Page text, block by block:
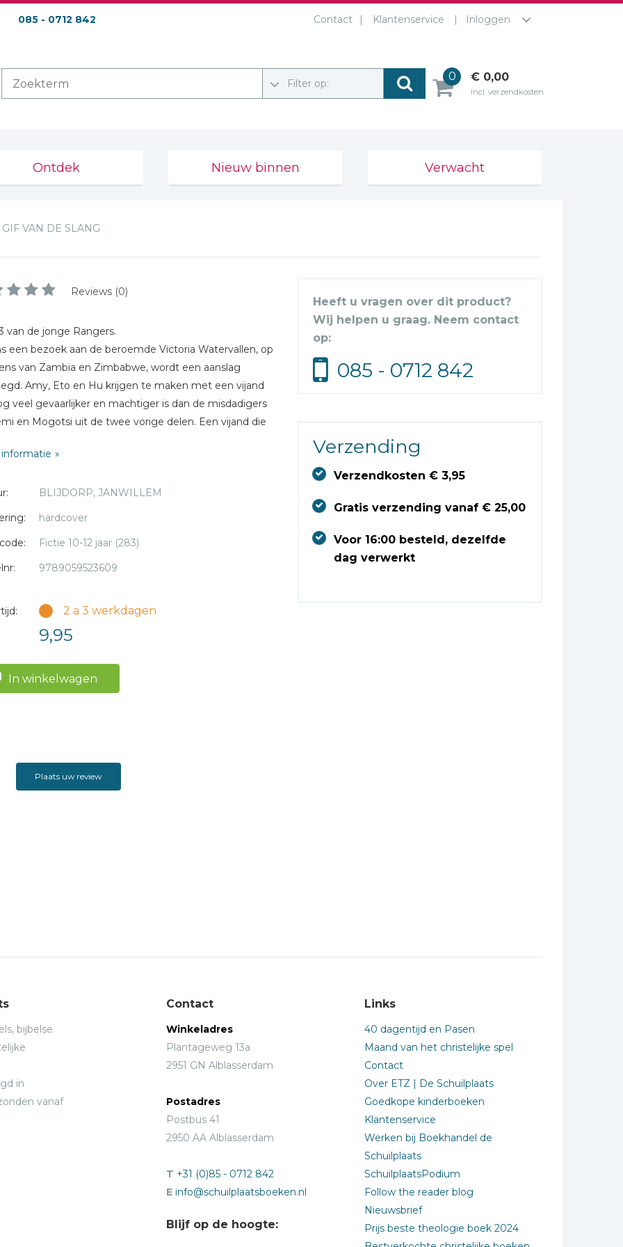
085 - 0712 842 Contact Klantenservice Inloggen
Filter op:
0 € 0,00
incl. verzendkosten
Ontdek Nieuw binnen Verwacht
GIF VAN DE SLANG
Reviews (0)
van de jonge Rangers.
een bezoek aan de beroemde Victoria Watervallen, op
van Zambia en Zimbabwe, wordt een aanslag
Amy, Eto en Hu krijgen te maken met een vijand
veel gevaarlijker en machtiger is dan de misdadigers
en Mogotsi uit de twee vorige delen. Een vijand die
greep probeert te krijgen. Om zijn doel te
deze schurk op tijd te ontmaskeren, voordat hij
schade aan kan richten?
BLIJDORP, JANWILLEM
hardcover
Fictie 10-12 jaar (283)
9789059523609
2 a 3 werkdagen
9,95
In winkelwagen
Heeft u vragen over dit product?
Wij helpen u graag. Neem contact
op:
085 - 0712 842
Verzending
Verzendkosten € 3,95
Gratis verzending vanaf € 25,00
Voor 16:00 besteld, dezelfde
dag verwerkt
Plaats uw review
bijbelse
in
vanaf
Contact
Winkeladres
Plantageweg 13a
2951 GN Alblasserdam
Postadres
Postbus 41
2950 AA Alblasserdam
T +31 (0)85 - 0712 842
E info@schuilplaatsboeken.nl
Blijf op de hoogte:
Links
40 dagentijd en Pasen
Maand van het christelijke spel
Contact
Over ETZ | De Schuilplaats
Goedkope kinderboeken
Klantenservice
Werken bij Boekhandel de
Schuilplaats
SchuilplaatsPodium
Follow the reader blog
Nieuwsbrief
Prijs beste theologie boek 2024